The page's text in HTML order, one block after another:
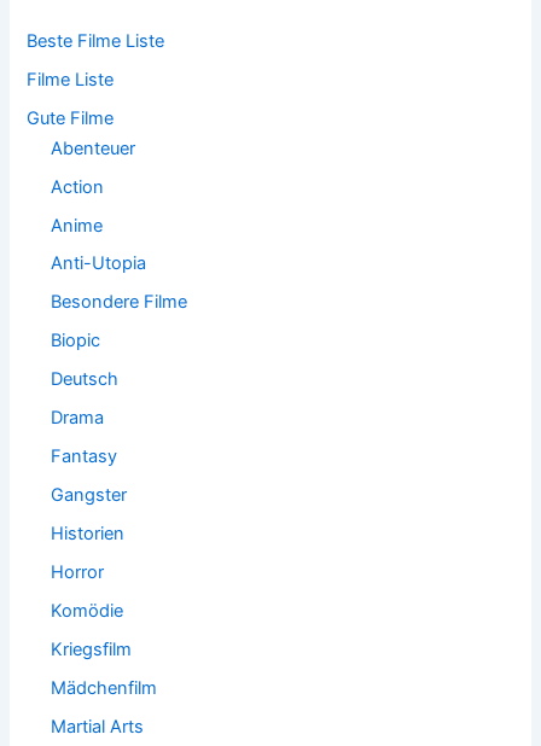
n
c
h
Beste Filme Liste
Filme Liste
Gute Filme
Abenteuer
Action
Anime
Anti-Utopia
Besondere Filme
Biopic
Deutsch
Drama
Fantasy
Gangster
Historien
Horror
Komödie
Kriegsfilm
Mädchenfilm
Martial Arts